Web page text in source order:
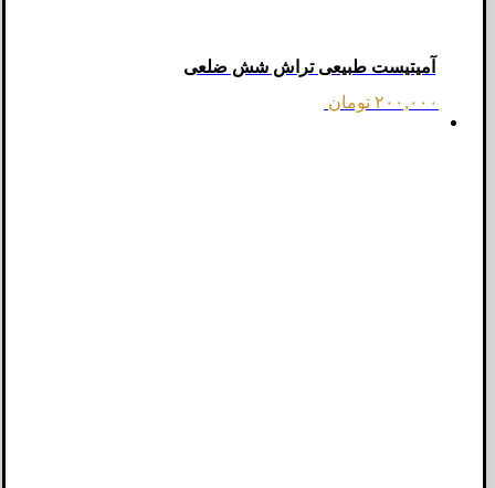
آمیتیست طبیعی تراش شش ضلعی
۲۰۰,۰۰۰ تومان